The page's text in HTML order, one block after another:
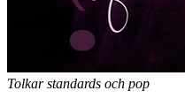
Tolkar standards och pop